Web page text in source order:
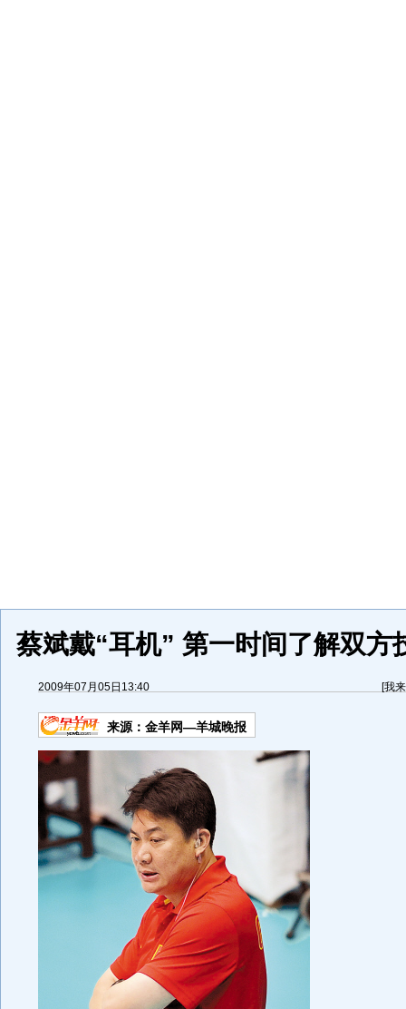
蔡斌戴“耳机” 第一时间了解双方
2009年07月05日13:40 [我
来源： 金羊网—羊城晚报